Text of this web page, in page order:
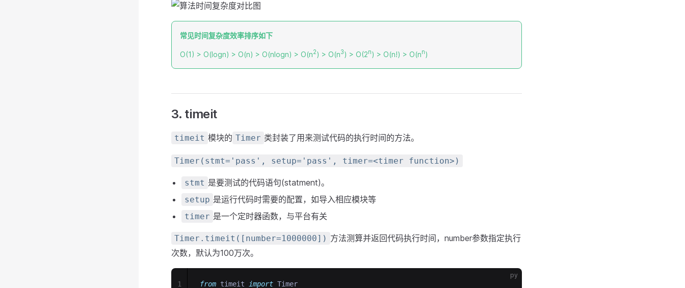
常见时间复杂度效率排序如下
O(1) > O(logn) > O(n) > O(nlogn) > O(n2) > O(n3) > O(2n) > O(n!) > O(nn)
3. timeit
timeit 模块的 Timer 类封装了用来测试代码的执行时间的方法。
Timer(stmt='pass', setup='pass', timer=<timer function>)
stmt 是要测试的代码语句(statment)。
setup 是运行代码时需要的配置，如导入相应模块等
timer 是一个定时器函数，与平台有关
Timer.timeit([number=1000000]) 方法测算并返回代码执行时间，number参数指定执行
次数，默认为100万次。
py
from timeit import Timer
1